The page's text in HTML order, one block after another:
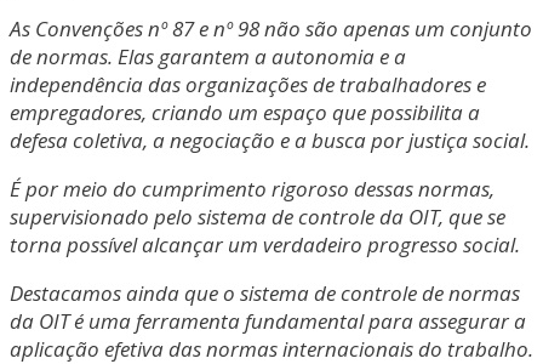
As Convenções nº 87 e nº 98 não são apenas um conjunto
de normas. Elas garantem a autonomia e a
independência das organizações de trabalhadores e
empregadores, criando um espaço que possibilita a
defesa coletiva, a negociação e a busca por justiça social.
É por meio do cumprimento rigoroso dessas normas,
supervisionado pelo sistema de controle da OIT, que se
torna possível alcançar um verdadeiro progresso social.
Destacamos ainda que o sistema de controle de normas
da OIT é uma ferramenta fundamental para assegurar a
aplicação efetiva das normas internacionais do trabalho.